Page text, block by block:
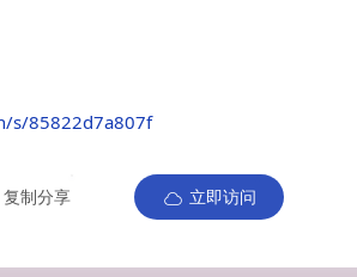
s/85822d7a807f
复制分享 立即访问